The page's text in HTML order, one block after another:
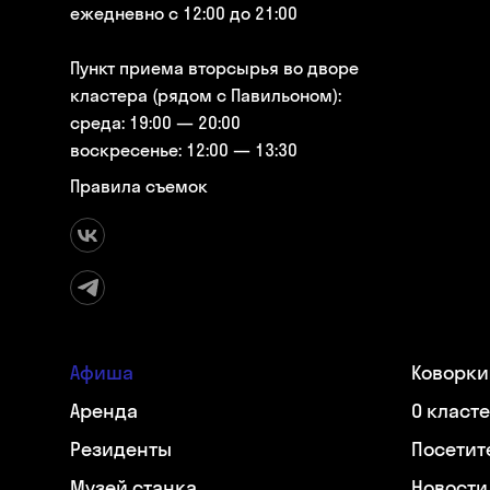
ежедневно с 12:00 до 21:00
Пункт приема вторсырья во дворе
кластера (рядом с Павильоном):
среда: 19:00 — 20:00
воскресенье: 12:00 — 13:30
Правила съемок
Афиша
Аренда
Резиденты
О